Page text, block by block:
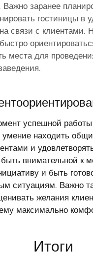
Важно заранее
гостиницы в
связи с клиентами.
места для
успешной
находить
и
внимательной к
и быть
ситуациям. Важно
желания
максимально
Итоги